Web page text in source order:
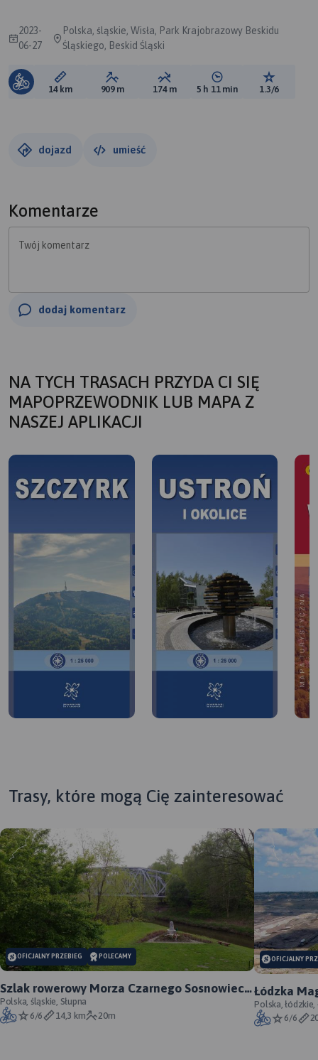
2023-
06-27
Polska, śląskie, Wisła, Park Krajobrazowy Beskidu
Śląskiego, Beskid Śląski
Długość trasy:
14 km Suma przewyższeń:
909 m Suma spadków:
174 m Średni czas potrzebny
5 h 11 min Ocena
1.3/6
dojazd umieść
Komentarze
Twój komentarz
dodaj komentarz
NA TYCH TRASACH PRZYDA CI SIĘ
MAPOPRZEWODNIK LUB MAPA Z
NASZEJ APLIKACJI
Trasy, które mogą Cię zainteresować
OFICJALNY PRZEBIEG POLECAMY
Szlak rowerowy Morza Czarnego Sosnowiec -
oficjalny przebieg
Polska, śląskie, Słupna
6/6
14,3 km 20m
OFICJALNY
Łódzka
Polska, łódzkie,
6/6